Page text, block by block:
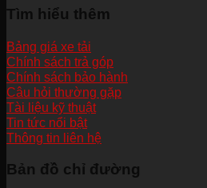
Tìm hiểu thêm
Bảng giá xe tải
Chính sách trả góp
Chính sách bảo hành
Câu hỏi thường gặp
Tài liệu kỹ thuật
Tin tức nổi bật
Thông tin liên hệ
Bản đồ chỉ đường